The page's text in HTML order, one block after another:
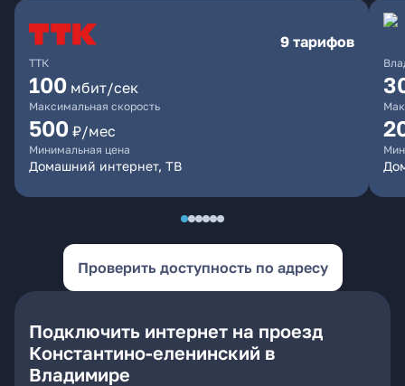
ТТК
9 тарифов
100 мбит/сек
Максимальная скорость
500 ₽/мес
Минимальная цена
Домашний интернет, ТВ
Проверить доступность по адресу
Подключить интернет на проезд
Константино-еленинский в
Владимире